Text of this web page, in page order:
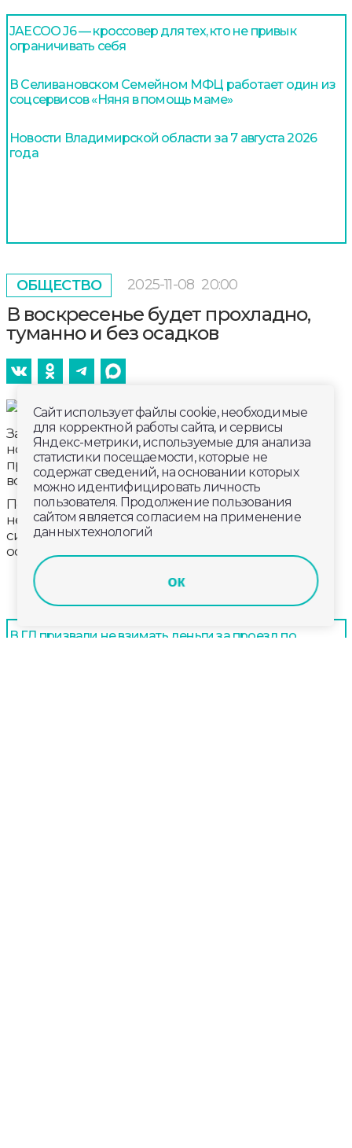
JAECOO J6 — кроссовер для тех, кто не привык
ограничивать себя
В Селивановском Семейном МФЦ работает один из
соцсервисов «Няня в помощь маме»
Новости Владимирской области за 7 августа 2026
года
ОБЩЕСТВО 2025-11-08 20:00
В воскресенье будет прохладно,
туманно и без осадков
Завтра, 9 ноября владметеослужба прогнозирует
ночью и утром местами туман. Днём
преимущественно без осадков. Температура
воздуха ночью 0…+5 °С, днём +4…+9°С.
По народным приметам, если в течение
нескольких дней происходит резкое изменение
силы ветра, дующего в одном направлении, – к
осадкам.
В ГД призвали не взимать деньги за проезд по
Сайт использует файлы cookie, необходимые
для корректной работы сайта, и сервисы
Яндекс-метрики, используемые для анализа
статистики посещаемости, которые не
содержат сведений, на основании которых
можно идентифицировать личность
пользователя. Продолжение пользования
сайтом является согласием на применение
данных технологий
ок